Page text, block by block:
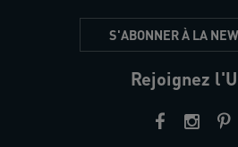
S'ABONNER À LA
Rejoignez